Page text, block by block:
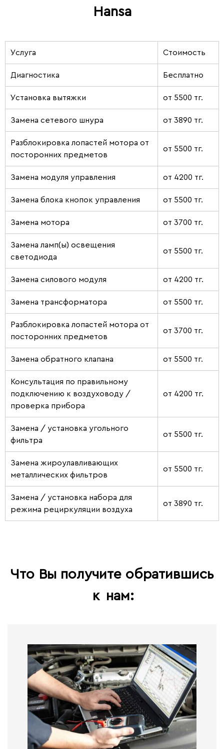
Hansa
Услуга Стоимость
Диагностика Бесплатно
Установка вытяжки от 5500 тг.
Замена сетевого шнура от 3890 тг.
Разблокировка лопастей мотора от
посторонних предметов
от 5500 тг.
Замена модуля управления от 4200 тг.
Замена блока кнопок управления от 5500 тг.
Замена мотора от 3700 тг.
Замена ламп(ы) освещения
светодиода
от 5500 тг.
Замена силового модуля от 4200 тг.
Замена трансформатора от 5500 тг.
Разблокировка лопастей мотора от
посторонних предметов
от 3700 тг.
Замена обратного клапана от 5500 тг.
Консультация по правильному
подключению к воздуховоду /
проверка прибора
от 4200 тг.
Замена / установка угольного
фильтра
от 5500 тг.
Замена жироулавливающих
металлических фильтров
от 5500 тг.
Замена / установка набора для
режима рециркуляции воздуха
от 3890 тг.
Что Вы получите обратившись
к нам: